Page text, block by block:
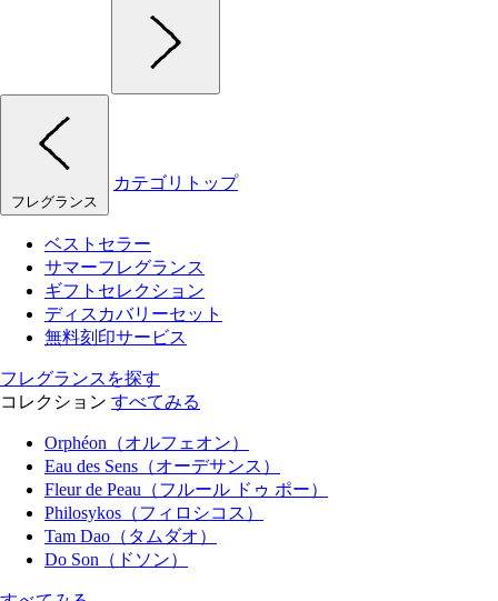
フレグランス
カテゴリトップ
ベストセラー
サマーフレグランス
ギフトセレクション
ディスカバリーセット
無料刻印サービス
フレグランスを探す
コレクション すべてみる
Orphéon（オルフェオン）
Eau des Sens（オーデサンス）
Fleur de Peau（フルール ドゥ ポー）
Philosykos（フィロシコス）
Tam Dao（タムダオ）
Do Son（ドソン）